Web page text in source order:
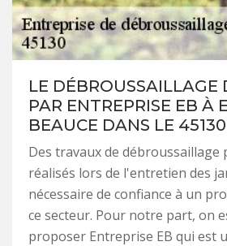
LE DÉBROUSSAILLAGE
PAR ENTREPRISE EB À
BEAUCE DANS LE 45130
Des travaux de débroussaillage
réalisés lors de l'entretien des
nécessaire de confiance à un
ce secteur. Pour notre part, on
proposer Entreprise EB qui est